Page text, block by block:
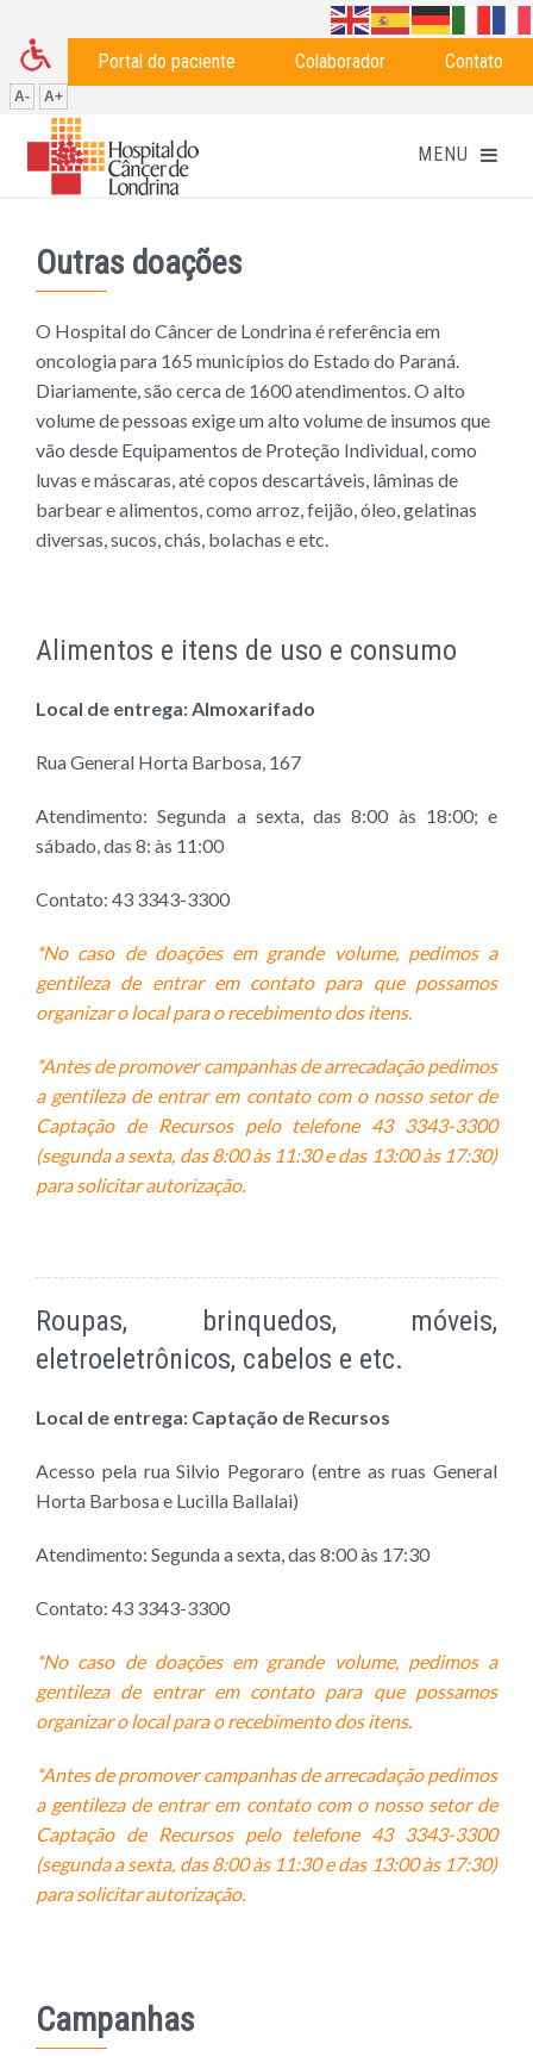
Portal do paciente Colaborador Contato
A- A+
Outras doações
O Hospital do Câncer de Londrina é referência em
oncologia para 165 municípios do Estado do Paraná.
Diariamente, são cerca de 1600 atendimentos. O alto
volume de pessoas exige um alto volume de insumos que
vão desde Equipamentos de Proteção Individual, como
luvas e máscaras, até copos descartáveis, lâminas de
barbear e alimentos, como arroz, feijão, óleo, gelatinas
diversas, sucos, chás, bolachas e etc.
Alimentos e itens de uso e consumo
Local de entrega: Almoxarifado
Rua General Horta Barbosa, 167
Atendimento: Segunda a sexta, das 8:00 às 18:00; e
sábado, das 8: às 11:00
Contato: 43 3343-3300
*No caso de doações em grande volume, pedimos a
gentileza de entrar em contato para que possamos
organizar o local para o recebimento dos itens.
*Antes de promover campanhas de arrecadação pedimos
a gentileza de entrar em contato com o nosso setor de
Captação de Recursos pelo telefone 43 3343-3300
(segunda a sexta, das 8:00 às 11:30 e das 13:00 às 17:30)
para solicitar autorização.
Roupas, brinquedos, móveis,
eletroeletrônicos, cabelos e etc.
Local de entrega: Captação de Recursos
Acesso pela rua Silvio Pegoraro (entre as ruas General
Horta Barbosa e Lucilla Ballalai)
Atendimento: Segunda a sexta,das 8:00 às 17:30
Contato: 43 3343-3300
*No caso de doações em grande volume, pedimos a
gentileza de entrar em contato para que possamos
organizar o local para o recebimento dos itens.
*Antes de promover campanhas de arrecadação pedimos
a gentileza de entrar em contato com o nosso setor de
Captação de Recursos pelo telefone 43 3343-3300
(segunda a sexta, das 8:00 às 11:30 e das 13:00 às 17:30)
para solicitar autorização.
Campanhas